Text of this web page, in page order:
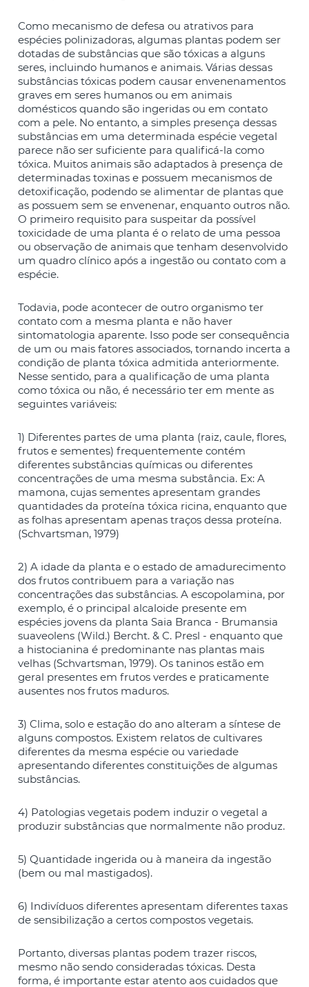
Como mecanismo de defesa ou atrativos para
espécies polinizadoras, algumas plantas podem ser
dotadas de substâncias que são tóxicas a alguns
seres, incluindo humanos e animais. Várias dessas
substâncias tóxicas podem causar envenenamentos
graves em seres humanos ou em animais
domésticos quando são ingeridas ou em contato
com a pele. No entanto, a simples presença dessas
substâncias em uma determinada espécie vegetal
parece não ser suficiente para qualificá-la como
tóxica. Muitos animais são adaptados à presença de
determinadas toxinas e possuem mecanismos de
detoxificação, podendo se alimentar de plantas que
as possuem sem se envenenar, enquanto outros não.
O primeiro requisito para suspeitar da possível
toxicidade de uma planta é o relato de uma pessoa
ou observação de animais que tenham desenvolvido
um quadro clínico após a ingestão ou contato com a
espécie.
Todavia, pode acontecer de outro organismo ter
contato com a mesma planta e não haver
sintomatologia aparente. Isso pode ser consequência
de um ou mais fatores associados, tornando incerta a
condição de planta tóxica admitida anteriormente.
Nesse sentido, para a qualificação de uma planta
como tóxica ou não, é necessário ter em mente as
seguintes variáveis:
1) Diferentes partes de uma planta (raiz, caule, flores,
frutos e sementes) frequentemente contém
diferentes substâncias químicas ou diferentes
concentrações de uma mesma substância. Ex: A
mamona, cujas sementes apresentam grandes
quantidades da proteína tóxica ricina, enquanto que
as folhas apresentam apenas traços dessa proteína.
(Schvartsman, 1979)
2) A idade da planta e o estado de amadurecimento
dos frutos contribuem para a variação nas
concentrações das substâncias. A escopolamina, por
exemplo, é o principal alcaloide presente em
espécies jovens da planta Saia Branca - Brumansia
suaveolens (Wild.) Bercht. & C. Presl - enquanto que
a histocianina é predominante nas plantas mais
velhas (Schvartsman, 1979). Os taninos estão em
geral presentes em frutos verdes e praticamente
ausentes nos frutos maduros.
3) Clima, solo e estação do ano alteram a síntese de
alguns compostos. Existem relatos de cultivares
diferentes da mesma espécie ou variedade
apresentando diferentes constituições de algumas
substâncias.
4) Patologias vegetais podem induzir o vegetal a
produzir substâncias que normalmente não produz.
5) Quantidade ingerida ou à maneira da ingestão
(bem ou mal mastigados).
6) Indivíduos diferentes apresentam diferentes taxas
de sensibilização a certos compostos vegetais.
Portanto, diversas plantas podem trazer riscos,
mesmo não sendo consideradas tóxicas. Desta
forma, é importante estar atento aos cuidados que